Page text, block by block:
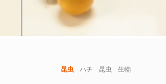
昆虫 ハチ 昆虫 生物